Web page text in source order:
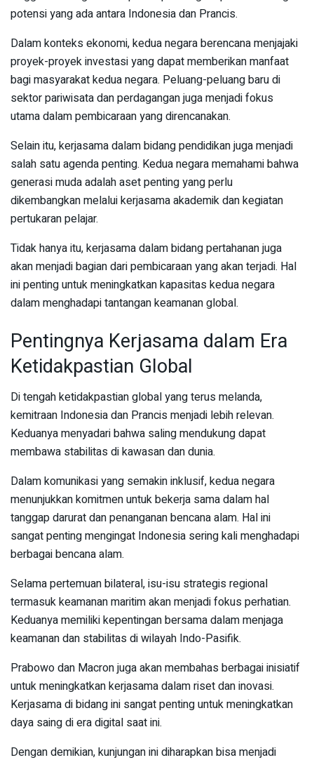
potensi yang ada antara Indonesia dan Prancis.
Dalam konteks ekonomi, kedua negara berencana menjajaki
proyek-proyek investasi yang dapat memberikan manfaat
bagi masyarakat kedua negara. Peluang-peluang baru di
sektor pariwisata dan perdagangan juga menjadi fokus
utama dalam pembicaraan yang direncanakan.
Selain itu, kerjasama dalam bidang pendidikan juga menjadi
salah satu agenda penting. Kedua negara memahami bahwa
generasi muda adalah aset penting yang perlu
dikembangkan melalui kerjasama akademik dan kegiatan
pertukaran pelajar.
Tidak hanya itu, kerjasama dalam bidang pertahanan juga
akan menjadi bagian dari pembicaraan yang akan terjadi. Hal
ini penting untuk meningkatkan kapasitas kedua negara
dalam menghadapi tantangan keamanan global.
Pentingnya Kerjasama dalam Era
Ketidakpastian Global
Di tengah ketidakpastian global yang terus melanda,
kemitraan Indonesia dan Prancis menjadi lebih relevan.
Keduanya menyadari bahwa saling mendukung dapat
membawa stabilitas di kawasan dan dunia.
Dalam komunikasi yang semakin inklusif, kedua negara
menunjukkan komitmen untuk bekerja sama dalam hal
tanggap darurat dan penanganan bencana alam. Hal ini
sangat penting mengingat Indonesia sering kali menghadapi
berbagai bencana alam.
Selama pertemuan bilateral, isu-isu strategis regional
termasuk keamanan maritim akan menjadi fokus perhatian.
Keduanya memiliki kepentingan bersama dalam menjaga
keamanan dan stabilitas di wilayah Indo-Pasifik.
Prabowo dan Macron juga akan membahas berbagai inisiatif
untuk meningkatkan kerjasama dalam riset dan inovasi.
Kerjasama di bidang ini sangat penting untuk meningkatkan
daya saing di era digital saat ini.
Dengan demikian, kunjungan ini diharapkan bisa menjadi